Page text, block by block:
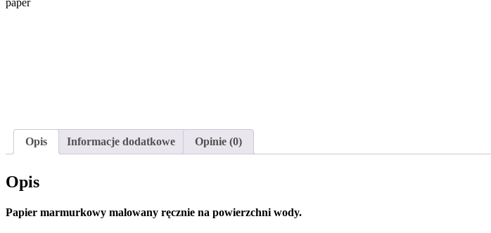
Opis Informacje dodatkowe Opinie (0)
Opis
Papier marmurkowy malowany ręcznie na powierzchni wody.